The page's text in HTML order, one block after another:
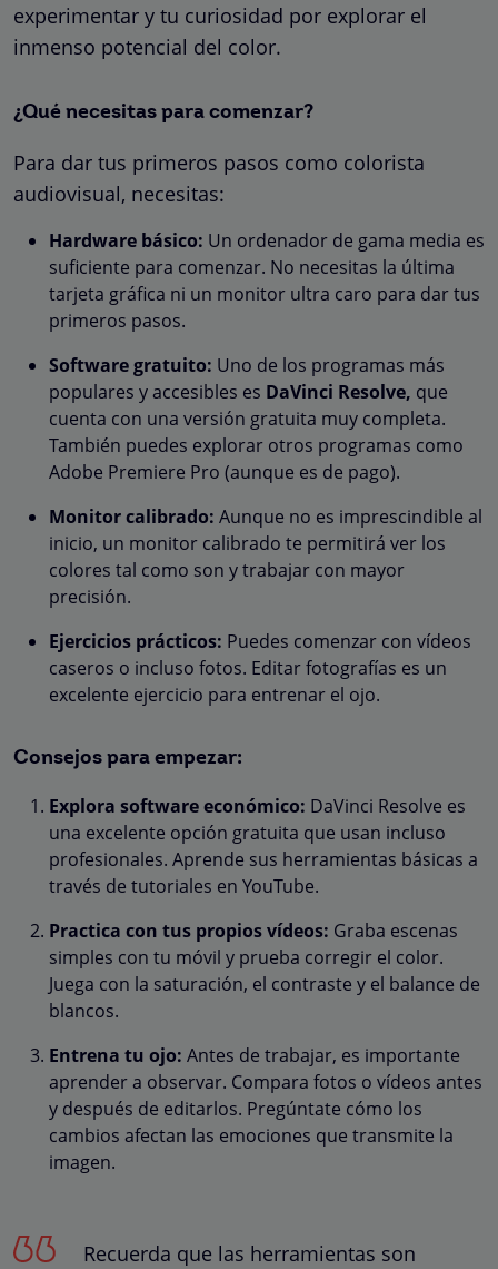
experimentar y tu curiosidad por explorar el
inmenso potencial del color.
¿Qué necesitas para comenzar?
Para dar tus primeros pasos como colorista
audiovisual, necesitas:
Hardware básico: Un ordenador de gama media es
suficiente para comenzar. No necesitas la última
tarjeta gráfica ni un monitor ultra caro para dar tus
primeros pasos.
Software gratuito: Uno de los programas más
populares y accesibles es DaVinci Resolve, que
cuenta con una versión gratuita muy completa.
También puedes explorar otros programas como
Adobe Premiere Pro (aunque es de pago).
Monitor calibrado: Aunque no es imprescindible al
inicio, un monitor calibrado te permitirá ver los
colores tal como son y trabajar con mayor
precisión.
Ejercicios prácticos: Puedes comenzar con vídeos
caseros o incluso fotos. Editar fotografías es un
excelente ejercicio para entrenar el ojo.
Consejos para empezar:
Explora software económico: DaVinci Resolve es
una excelente opción gratuita que usan incluso
profesionales. Aprende sus herramientas básicas a
través de tutoriales en YouTube.
Practica con tus propios vídeos: Graba escenas
simples con tu móvil y prueba corregir el color.
Juega con la saturación, el contraste y el balance de
blancos.
Entrena tu ojo: Antes de trabajar, es importante
aprender a observar. Compara fotos o vídeos antes
y después de editarlos. Pregúntate cómo los
cambios afectan las emociones que transmite la
imagen.
Recuerda que las herramientas son